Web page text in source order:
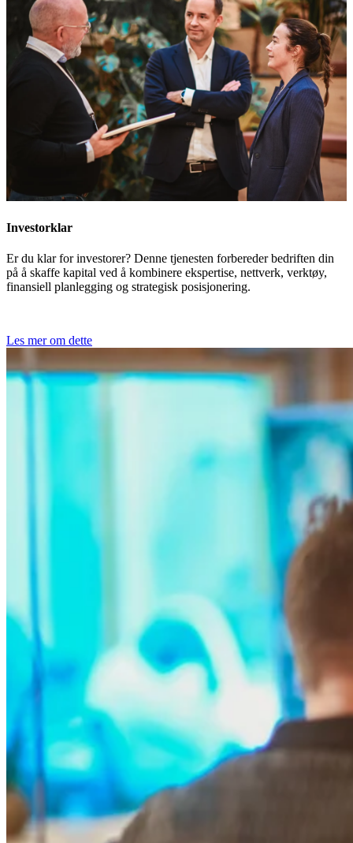
Investorklar
Er du klar for investorer? Denne tjenesten forbereder bedriften din
på å skaffe kapital ved å kombinere ekspertise, nettverk, verktøy,
finansiell planlegging og strategisk posisjonering.
Les mer om dette